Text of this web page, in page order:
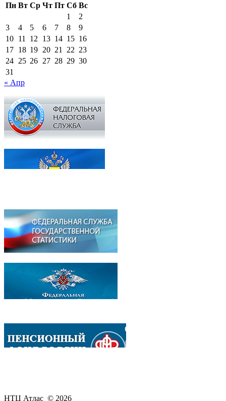
Пн Вт Ср Чт Пт Сб Вс
1
2
3
4 5 6 7 8
9
10 11 12 13 14 15 16
17 18 19 20 21 22 23
24 25 26 27 28 29 30
31
« Апр
НТЦ Атлас © 2026